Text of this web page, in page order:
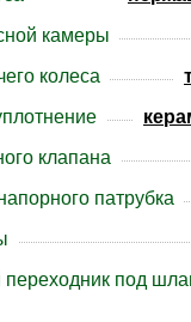
камеры
колеса
клапана
патрубка
под